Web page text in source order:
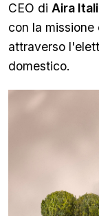
CEO di Aira
con la
attraverso
domestico.